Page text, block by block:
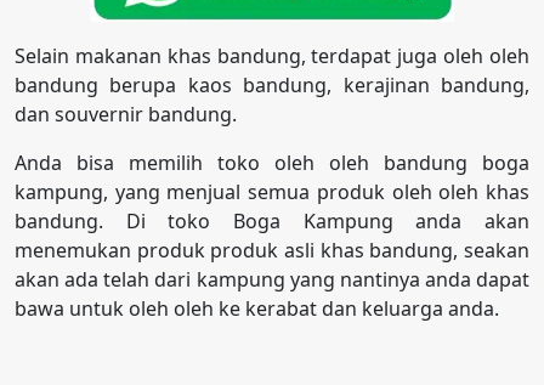
Selain makanan khas bandung, terdapat juga oleh oleh
bandung berupa kaos bandung, kerajinan bandung,
dan souvernir bandung.
Anda bisa memilih toko oleh oleh bandung boga
kampung, yang menjual semua produk oleh oleh khas
bandung. Di toko Boga Kampung anda akan
menemukan produk produk asli khas bandung, seakan
akan ada telah dari kampung yang nantinya anda dapat
bawa untuk oleh oleh ke kerabat dan keluarga anda.